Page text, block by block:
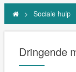
> Sociale hulp
Dringende